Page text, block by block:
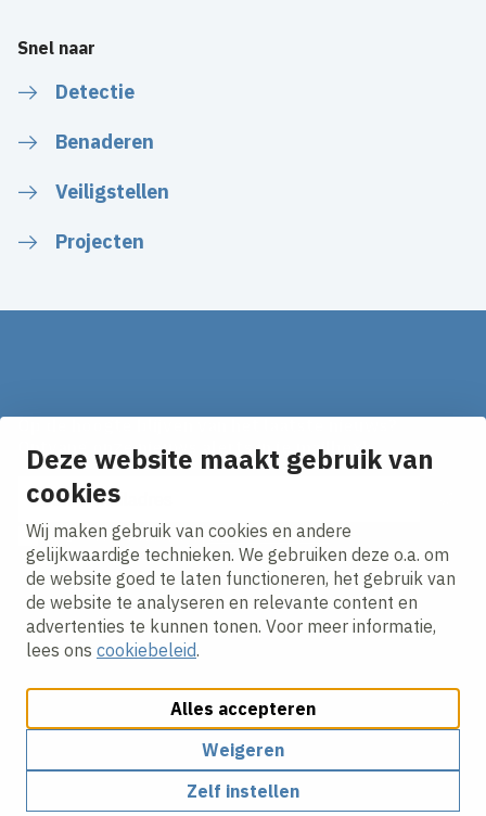
Deze website maakt gebruik van
cookies
Wij maken gebruik van cookies en andere
gelijkwaardige technieken. We gebruiken deze o.a. om
de website goed te laten functioneren, het gebruik van
de website te analyseren en relevante content en
advertenties te kunnen tonen. Voor meer informatie,
lees ons cookiebeleid.
Alles accepteren
Weigeren
Zelf instellen
Snel naar
Detectie
Benaderen
Veiligstellen
Projecten
Ontvang onze nieuws alerts in je mailbox!
E-mailadres
Ik ga akkoord met hetprivacy statement.
Cookies aanpassenCookie beleidPrivacy policy